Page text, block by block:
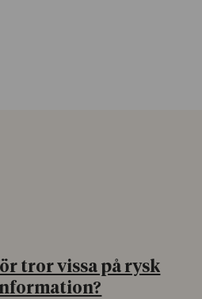
tror vissa på rysk